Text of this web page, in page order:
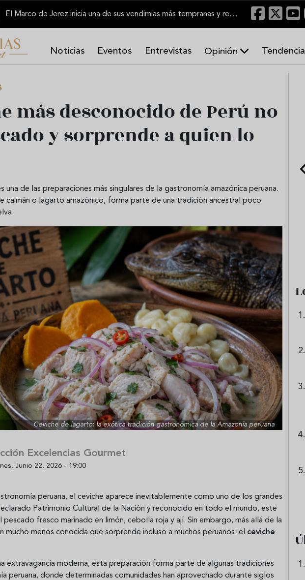
El Marco de Jerez inicia una de sus vendimias más tempranas y recupera producción
Noticias Eventos Entrevistas Opinión
n
s
más desconocido de Perú no
y sorprende a quien lo
una de las preparaciones más singulares de la gastronomía amazónica peruana.
caimán o lagarto amazónico, forma parte de una tradición ancestral poco
Ceviche de lagarto: la exótica tradición gastronómica de la Amazonía peruana
Excelencias Gourmet
Junio 22, 2026 - 19:00
peruana, el ceviche aparece inevitablemente como uno de los grandes
Patrimonio Cultural de la Nación y reconocido en todo el mundo, este
pescado fresco marinado en limón, cebolla roja y ají. Sin embargo, más allá de la
mucho menos conocida que sorprende incluso a muchos peruanos: el ceviche
extravagancia moderna, esta preparación forma parte de algunas tradiciones
peruana, donde determinadas comunidades han aprovechado durante siglos
Sopa fría de sandía: el plato
que querrás repetir todo el
verano
Cinco cremas frías de verduras
que querrás repetir todo agosto